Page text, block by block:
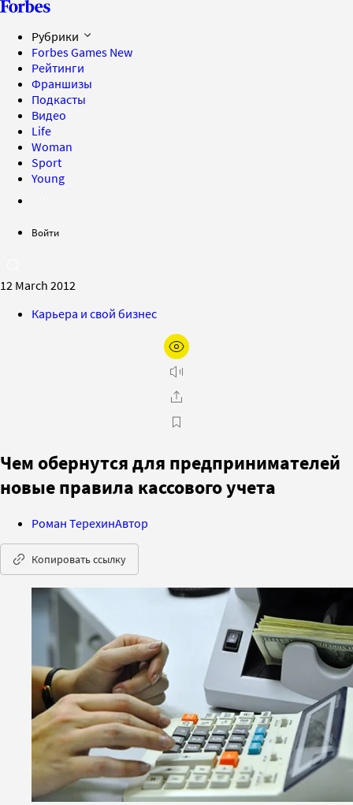
Рубрики
Forbes Games New
Рейтинги
Франшизы
Подкасты
Видео
Life
Woman
Sport
Young
Войти
12 March 2012
Карьера и свой бизнес
Чем обернутся для предпринимателей
новые правила кассового учета
Роман ТерехинАвтор
Копировать ссылку